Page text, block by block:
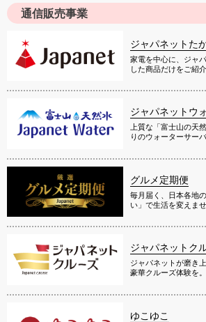
通信販売事業
ジャパネットた
家電を中心に、ジャ
した商品だけをご紹介
ジャパネットウ
上質な「富士山の天
りのウォーターサー
グルメ定期便
毎月届く、日本各地
い」で生活を変えま
ジャパネットク
ジャパネットが磨き
豪華クルーズ体験を。
ゆこゆこ